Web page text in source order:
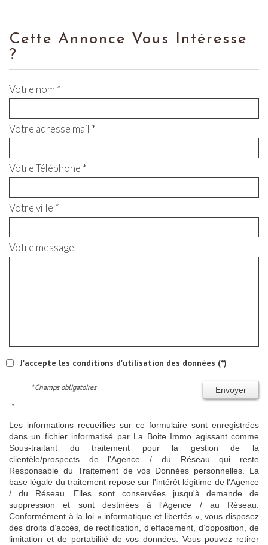
Cette Annonce Vous Intéresse
?
Votre nom *
Votre adresse mail *
Votre Téléphone *
Votre ville *
Votre message
J'accepte les conditions d'utilisation des données (*)
Envoyer
* Champs obligatoires
* :
Les informations recueillies sur ce formulaire sont enregistrées
dans un fichier informatisé par La Boite Immo agissant comme
Sous-traitant du traitement pour la gestion de la
clientèle/prospects de l'Agence / du Réseau qui reste
Responsable du Traitement de vos Données personnelles. La
base légale du traitement repose sur l'intérêt légitime de l'Agence
/ du Réseau. Elles sont conservées jusqu'à demande de
suppression et sont destinées à l'Agence / au Réseau.
Conformément à la loi « informatique et libertés », vous disposez
des droits d’accès, de rectification, d’effacement, d’opposition, de
limitation et de portabilité de vos données. Vous pouvez retirer